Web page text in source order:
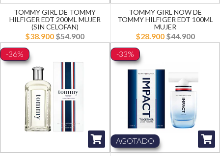
TOMMY GIRL DE TOMMY
HILFIGER EDT 200ML MUJER
(SIN CELOFAN)
$38.900$54.900
TOMMY GIRL NOW DE
TOMMY HILFIGER EDT 100ML
MUJER
$28.900$44.900
-36%
-33%
AGOTADO